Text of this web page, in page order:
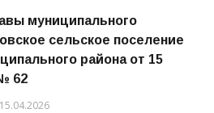
муниципального
сельское поселение
района от 15
62
15.04.2026